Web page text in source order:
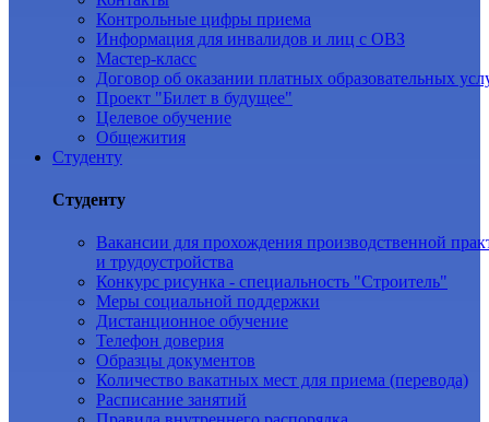
Контрольные цифры приема
Информация для инвалидов и лиц с ОВЗ
Мастер-класс
Договор об оказании платных образовательных
Проект "Билет в будущее"
Целевое обучение
Общежития
Студенту
Студенту
Вакансии для прохождения производственной
и трудоустройства
Конкурс рисунка - специальность "Строитель"
Меры социальной поддержки
Дистанционное обучение
Телефон доверия
Образцы документов
Количество вакатных мест для приема (перевода)
Расписание занятий